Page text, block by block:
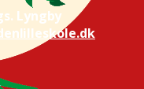
Lyngby